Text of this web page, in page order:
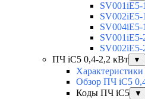
SV001iE5-
SV002iE5-
SV004iE5-
SV001iE5-
SV002iE5-
ПЧ iC5 0,4-2,2 кВт
▼
Обзор ПЧ iC5
Коды ПЧ iC5
▼